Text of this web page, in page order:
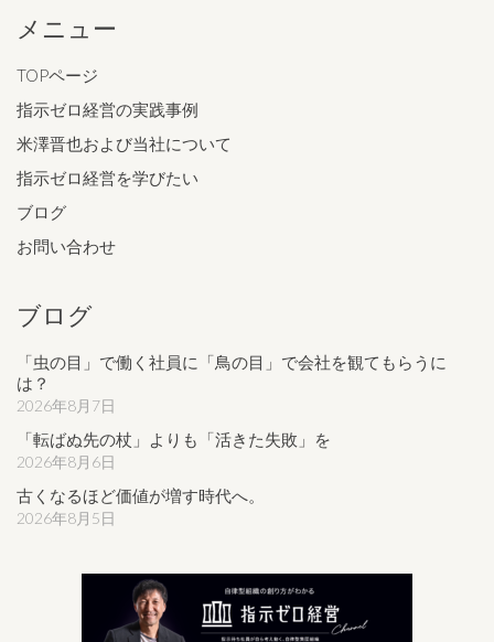
メニュー
TOPページ
指示ゼロ経営の実践事例
米澤晋也および当社について
指示ゼロ経営を学びたい
ブログ
お問い合わせ
ブログ
「虫の目」で働く社員に「鳥の目」で会社を観てもらうに
は？
2026年8月7日
「転ばぬ先の杖」よりも「活きた失敗」を
2026年8月6日
古くなるほど価値が増す時代へ。
2026年8月5日